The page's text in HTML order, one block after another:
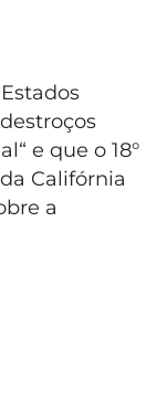
e que o 18°
Califórnia
a